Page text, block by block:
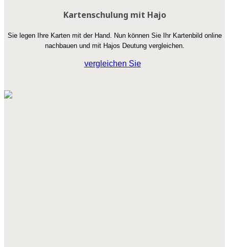
Kartenschulung mit Hajo
Sie legen Ihre Karten mit der Hand. Nun können Sie Ihr Kartenbild online
nachbauen und mit Hajos Deutung vergleichen.
vergleichen Sie